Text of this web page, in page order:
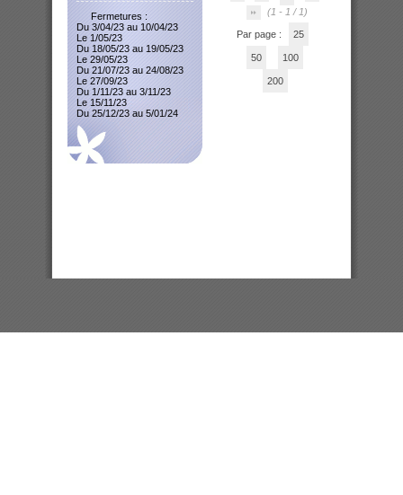
(1 - 1 / 1)
Par page : 25
50 100
200
Fermetures :
Du 3/04/23 au 10/04/23
Le 1/05/23
Du 18/05/23 au 19/05/23
Le 29/05/23
Du 21/07/23 au 24/08/23
Le 27/09/23
Du 1/11/23 au 3/11/23
Le 15/11/23
Du 25/12/23 au 5/01/24